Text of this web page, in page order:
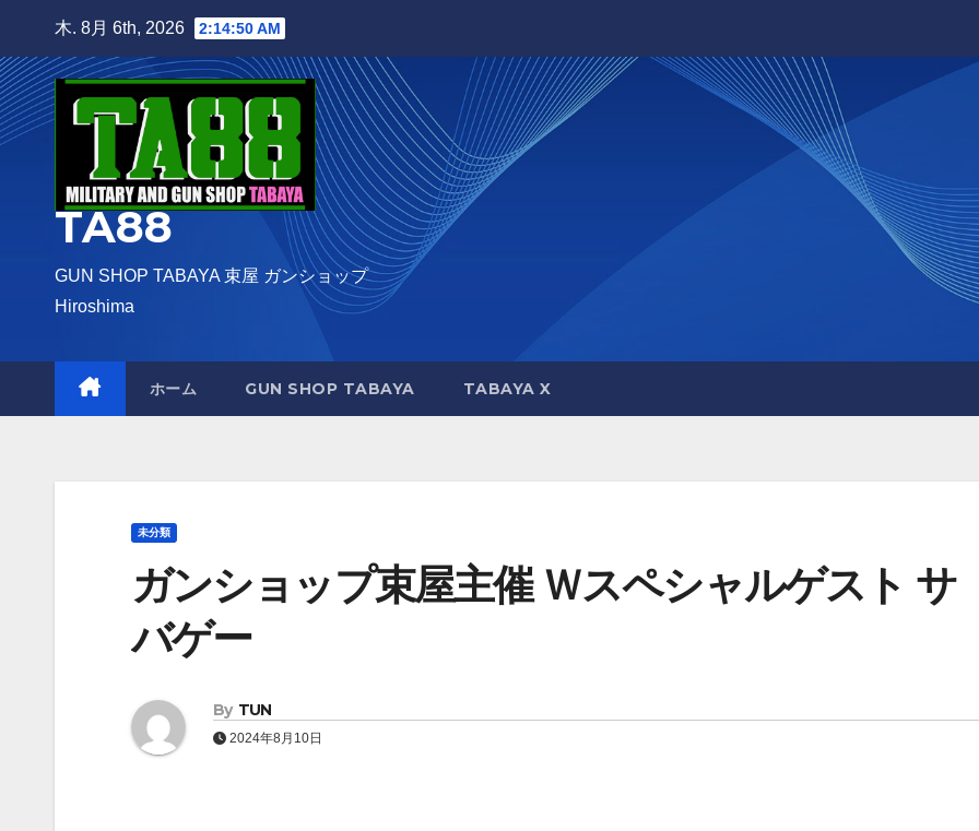
content
木. 8月 6th, 2026 2:14:51 AM
TA88
GUN SHOP TABAYA 束屋 ガンショップ
Hiroshima
ホーム GUN SHOP TABAYA TABAYA X
未分類
ガンショップ束屋主催 Ｗスペシャルゲスト サ
バゲー
By TUN
2024年8月10日